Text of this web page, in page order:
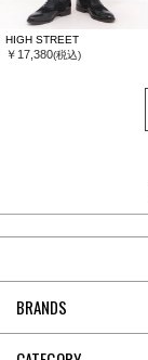
HIGH STREET
￥17,380(税込)
BRANDS